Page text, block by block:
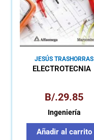
JESÚS TRASHORRAS
MONTECELOS
ELECTROTECNIA
B/.29.85
Ingeniería
Añadir al carrito